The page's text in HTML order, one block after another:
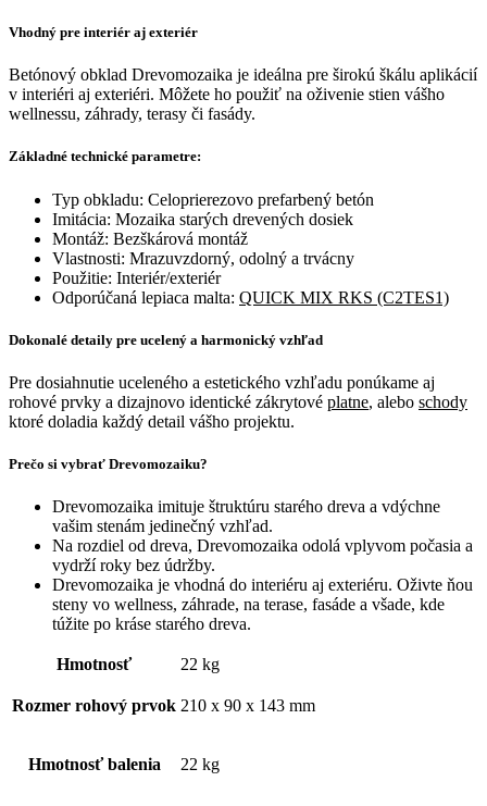
Vhodný pre interiér aj exteriér
Betónový obklad Drevomozaika je ideálna pre širokú škálu aplikácií
v interiéri aj exteriéri. Môžete ho použiť na oživenie stien vášho
wellnessu, záhrady, terasy či fasády.
Základné technické parametre:
Typ obkladu: Celoprierezovo prefarbený betón
Imitácia: Mozaika starých drevených dosiek
Montáž: Bezškárová montáž
Vlastnosti: Mrazuvzdorný, odolný a trvácny
Použitie: Interiér/exteriér
Odporúčaná lepiaca malta: QUICK MIX RKS (C2TES1)
Dokonalé detaily pre ucelený a harmonický vzhľad
Pre dosiahnutie uceleného a estetického vzhľadu ponúkame aj
rohové prvky a dizajnovo identické zákrytové platne, alebo schody
ktoré doladia každý detail vášho projektu.
Prečo si vybrať Drevomozaiku?
Drevomozaika imituje štruktúru starého dreva a vdýchne
vašim stenám jedinečný vzhľad.
Na rozdiel od dreva, Drevomozaika odolá vplyvom počasia a
vydrží roky bez údržby.
Drevomozaika je vhodná do interiéru aj exteriéru. Oživte ňou
steny vo wellness, záhrade, na terase, fasáde a všade, kde
túžite po kráse starého dreva.
Hmotnosť 22 kg
Rozmer rohový prvok 210 x 90 x 143 mm
Hmotnosť balenia 22 kg